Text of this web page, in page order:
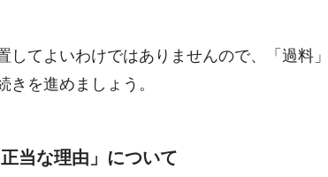
してよいわけではありませんので、「過料
を進めましょう。
当な理由」について